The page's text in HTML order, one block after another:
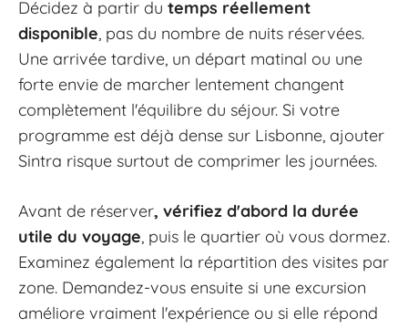
Décidez à partir du temps réellement
disponible, pas du nombre de nuits réservées.
Une arrivée tardive, un départ matinal ou une
forte envie de marcher lentement changent
complètement l'équilibre du séjour. Si votre
programme est déjà dense sur Lisbonne, ajouter
Sintra risque surtout de comprimer les journées.
Avant de réserver, vérifiez d'abord la durée
utile du voyage, puis le quartier où vous dormez.
Examinez également la répartition des visites par
zone. Demandez-vous ensuite si une excursion
améliore vraiment l'expérience ou si elle répond